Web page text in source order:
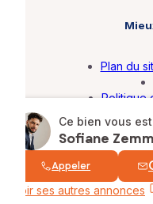
Ce bien vous
Sofiane
Appeler
Voir ses autres annonces
© SAFTI
Plan du
Politique